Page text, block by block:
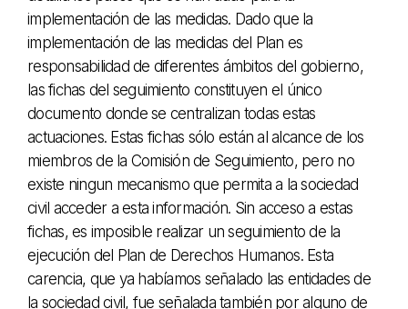
implementación de las medidas. Dado que la
implementación de las medidas del Plan es
responsabilidad de diferentes ámbitos del gobierno,
las fichas del seguimiento constituyen el único
documento donde se centralizan todas estas
actuaciones. Estas fichas sólo están al alcance de los
miembros de la Comisión de Seguimiento, pero no
existe ningun mecanismo que permita a la sociedad
civil acceder a esta información. Sin acceso a estas
fichas, es imposible realizar un seguimiento de la
ejecución del Plan de Derechos Humanos. Esta
carencia, que ya habíamos señalado las entidades de
la sociedad civil, fue señalada también por alguno de